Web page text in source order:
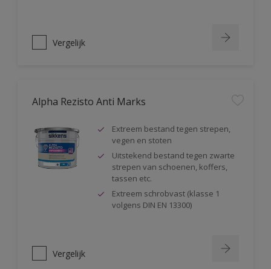
Vergelijk
Alpha Rezisto Anti Marks
Extreem bestand tegen strepen,
vegen en stoten
Uitstekend bestand tegen zwarte
strepen van schoenen, koffers,
tassen etc.
Extreem schrobvast (klasse 1
volgens DIN EN 13300)
Vergelijk